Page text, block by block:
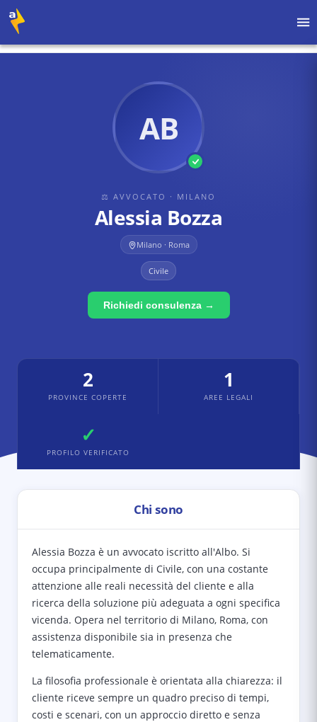
AB
⚖ AVVOCATO · MILANO
Alessia Bozza
Milano · Roma
Civile
Richiedi consulenza →
2
PROVINCE COPERTE
1
AREE LEGALI
✓
PROFILO VERIFICATO
Chi sono
Alessia Bozza è un avvocato iscritto all'Albo. Si
occupa principalmente di Civile, con una costante
attenzione alle reali necessità del cliente e alla
ricerca della soluzione più adeguata a ogni specifica
vicenda. Opera nel territorio di Milano, Roma, con
assistenza disponibile sia in presenza che
telematicamente.
La filosofia professionale è orientata alla chiarezza: il
cliente riceve sempre un quadro preciso di tempi,
costi e scenari, con un approccio diretto e senza